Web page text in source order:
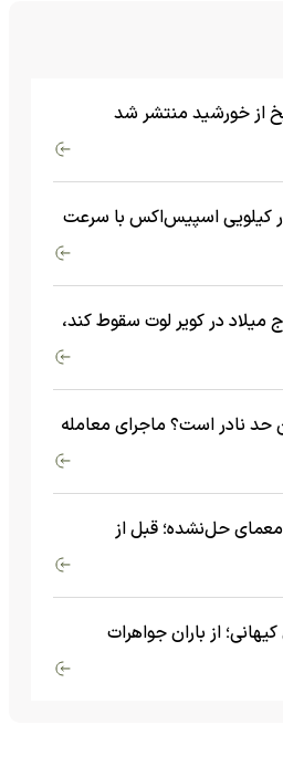
از خورشید منتشر شد
سرگردان و ۴ هزار کیلویی اسپیس‌اکس با سرعت
میلاد در کویر لوت سقوط کند،
حد نادر است؟ ماجرای معامله
می‌افتد!
حل‌نشده؛ قبل از
چیزی وجود داشت؟
از باران جواهرات
و شیشه